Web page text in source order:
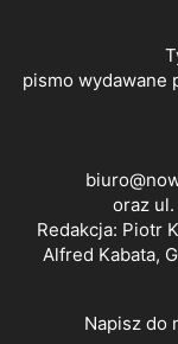
pismo wydawane
oraz
Redakcja: Piotr
Alfred Kabata,
Napisz do